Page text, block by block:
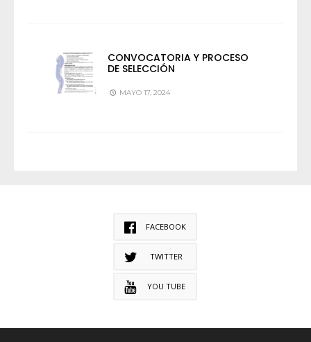
CONVOCATORIA Y PROCESO
DE SELECCIÓN
MAYO 17, 2024
FACEBOOK
TWITTER
YOU TUBE